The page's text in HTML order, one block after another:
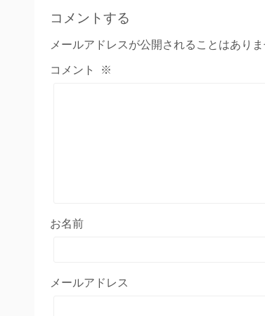
コメントする
メールアドレスが公開されることはありま
コメント ※
お名前
メールアドレス